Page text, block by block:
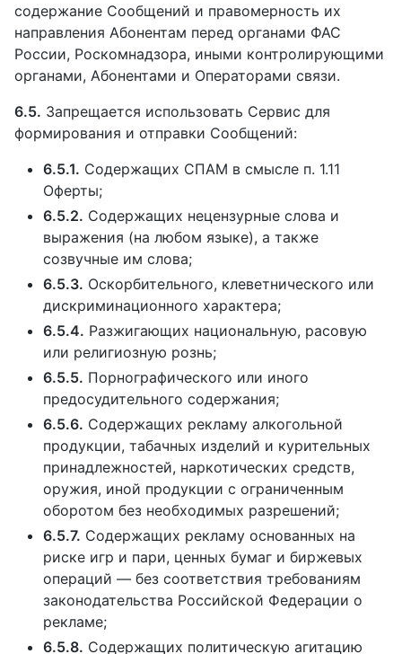
содержание Сообщений и правомерность их
направления Абонентам перед органами ФАС
России, Роскомнадзора, иными контролирующими
органами, Абонентами и Операторами связи.
6.5. Запрещается использовать Сервис для
формирования и отправки Сообщений:
6.5.1. Содержащих СПАМ в смысле п. 1.11
Оферты;
6.5.2. Содержащих нецензурные слова и
выражения (на любом языке), а также
созвучные им слова;
6.5.3. Оскорбительного, клеветнического или
дискриминационного характера;
6.5.4. Разжигающих национальную, расовую
или религиозную рознь;
6.5.5. Порнографического или иного
предосудительного содержания;
6.5.6. Содержащих рекламу алкогольной
продукции, табачных изделий и курительных
принадлежностей, наркотических средств,
оружия, иной продукции с ограниченным
оборотом без необходимых разрешений;
6.5.7. Содержащих рекламу основанных на
риске игр и пари, ценных бумаг и биржевых
операций — без соответствия требованиям
законодательства Российской Федерации о
рекламе;
6.5.8. Содержащих политическую агитацию